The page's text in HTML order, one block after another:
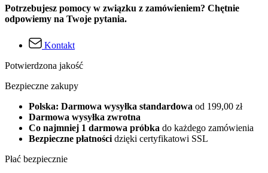
Potrzebujesz pomocy w związku z zamówieniem? Chętnie
odpowiemy na Twoje pytania.
Kontakt
Potwierdzona jakość
Bezpieczne zakupy
Polska: Darmowa wysyłka standardowa od 199,00 zł
Darmowa wysyłka zwrotna
Co najmniej 1 darmowa próbka do każdego zamówienia
Bezpieczne płatności dzięki certyfikatowi SSL
Płać bezpiecznie